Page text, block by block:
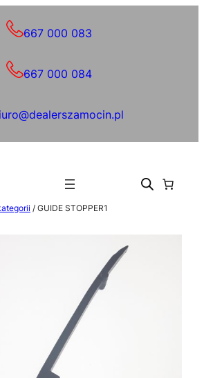
667 000 083
667 000 084
/ GUIDE STOPPER1